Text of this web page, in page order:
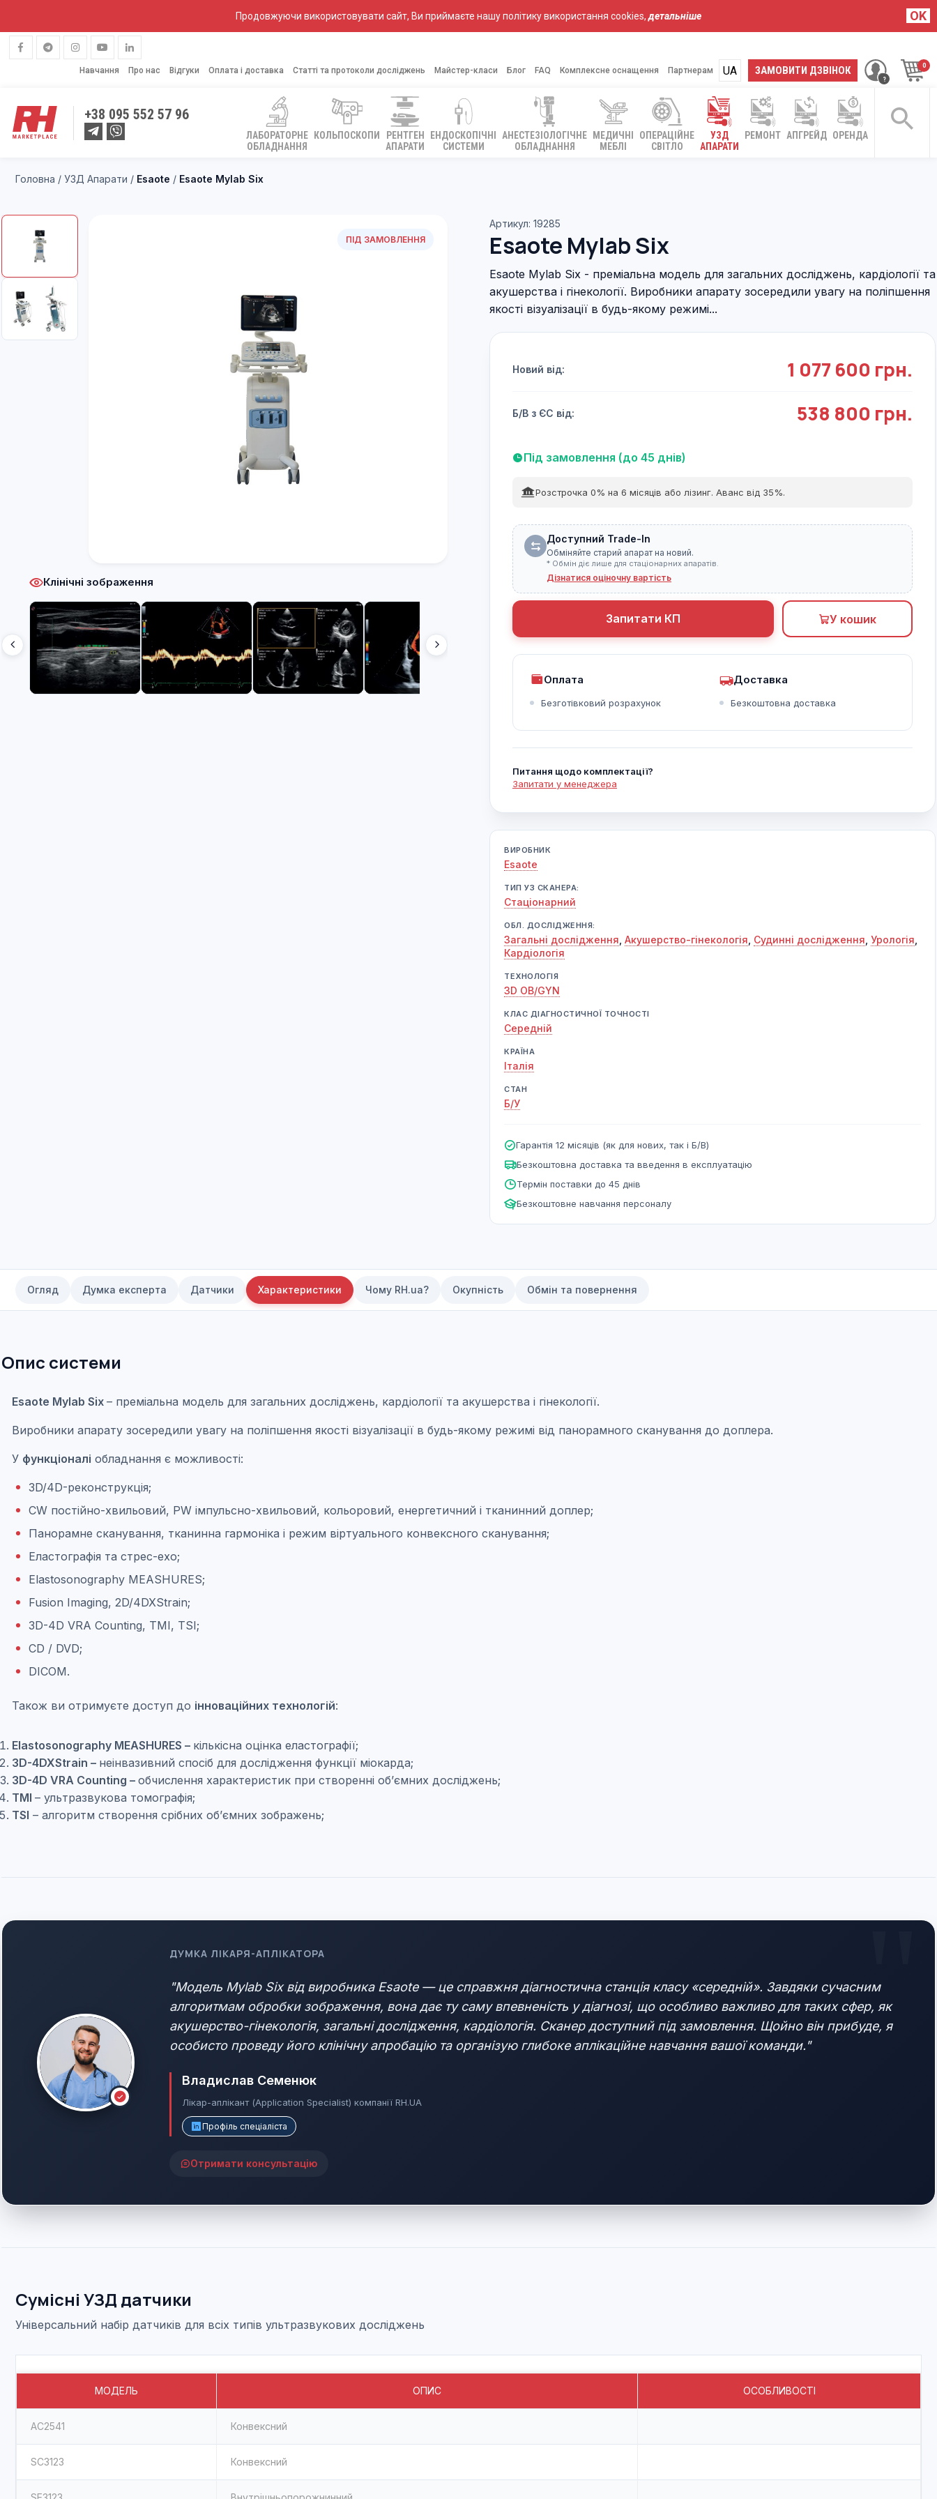
Продовжуючи використовувати сайт, Ви приймаєте нашу політику використання cookies,детальніше OK
Навчання Про нас Відгуки Оплата і доставка Статті та протоколи досліджень Майстер-класи Блог FAQ Комплексне оснащення Партнерам ЗАМОВИТИ ДЗВІНОК
UA
RU
+38 095 552 57 96
ЛАБОРАТОРНЕ
ОБЛАДНАННЯ
КОЛЬПОСКОПИ
РЕНТГЕН
АПАРАТИ
ЕНДОСКОПІЧНІ
СИСТЕМИ
АНЕСТЕЗІОЛОГІЧНЕ
ОБЛАДНАННЯ
МЕДИЧНІ
МЕБЛІ
ОПЕРАЦІЙНЕ
СВІТЛО
УЗД
АПАРАТИ
РЕМОНТ АПГРЕЙД ОРЕНДА
Головна / УЗД Апарати / Esaote / Esaote Mylab Six
ПІД ЗАМОВЛЕННЯ
Клінічні зображення
Артикул: 19285
Esaote Mylab Six
Esaote Mylab Six - преміальна модель для загальних досліджень, кардіології та
акушерства і гінекології. Виробники апарату зосередили увагу на поліпшення
якості візуалізації в будь-якому режимі...
Новий від: 1 077 600 грн.
Б/В з ЄС від: 538 800 грн.
Під замовлення (до 45 днів)
Розстрочка 0% на 6 місяців або лізинг. Аванс від 35%.
Доступний Trade-In
Обміняйте старий апарат на новий.
* Обмін діє лише для стаціонарних апаратів.
Дізнатися оціночну вартість
Запитати КП У кошик
Оплата
Безготівковий розрахунок
Доставка
Безкоштовна доставка
Питання щодо комплектації?
Запитати у менеджера
ВИРОБНИК
Esaote
ТИП УЗ СКАНЕРА:
Cтаціонарний
ОБЛ. ДОСЛІДЖЕННЯ:
Загальні дослідження Акушерство-гінекологія Судинні дослідження Урологія
Кардіологія
ТЕХНОЛОГІЯ
3D OB/GYN
КЛАС ДІАГНОСТИЧНОЇ ТОЧНОСТІ
Середній
КРАЇНА
Італія
СТАН
Б/У
Гарантія 12 місяців (як для нових, так і Б/В)
Безкоштовна доставка та введення в експлуатацію
Термін поставки до 45 днів
Безкоштовне навчання персоналу
Огляд Думка експерта Датчики Характеристики Чому RH.ua? Окупність Обмін та повернення
Опис системи
Esaote Mylab Six – преміальна модель для загальних досліджень, кардіології та акушерства і гінекології.
Виробники апарату зосередили увагу на поліпшення якості візуалізації в будь-якому режимі від панорамного сканування до доплера.
У функціоналі обладнання є можливості:
3D/4D-реконструкція;
CW постійно-хвильовий, PW імпульсно-хвильовий, кольоровий, енергетичний і тканинний доплер;
Панорамне сканування, тканинна гармоніка і режим віртуального конвексного сканування;
Еластографія та стрес-ехо;
Elastosonography MEASHURES;
Fusion Imaging, 2D/4DXStrain;
3D-4D VRA Counting, TMI, TSI;
CD / DVD;
DICOM.
Також ви отримуєте доступ до інноваційних технологій:
Elastosonography MEASHURES – кількісна оцінка еластографії;
3D-4DXStrain – неінвазивний спосіб для дослідження функції міокарда;
3D-4D VRA Counting – обчислення характеристик при створенні об’ємних досліджень;
TMI – ультразвукова томографія;
TSI – алгоритм створення срібних об’ємних зображень;
ДУМКА ЛІКАРЯ-АПЛІКАТОРА
"Модель Mylab Six від виробника Esaote — це справжня діагностична станція класу «середній». Завдяки сучасним
алгоритмам обробки зображення, вона дає ту саму впевненість у діагнозі, що особливо важливо для таких сфер, як
акушерство-гінекологія, загальні дослідження, кардіологія. Сканер доступний під замовлення. Щойно він прибуде, я
особисто проведу його клінічну апробацію та організую глибоке аплікаційне навчання вашої команди."
Владислав Семенюк
Лікар-аплікант (Application Specialist) компанії RH.UA
Профіль спеціаліста
Отримати консультацію
Сумісні УЗД датчики
Універсальний набір датчиків для всіх типів ультразвукових досліджень
МОДЕЛЬ ОПИС ОСОБЛИВОСТІ
AC2541 Конвексний
SC3123 Конвексний